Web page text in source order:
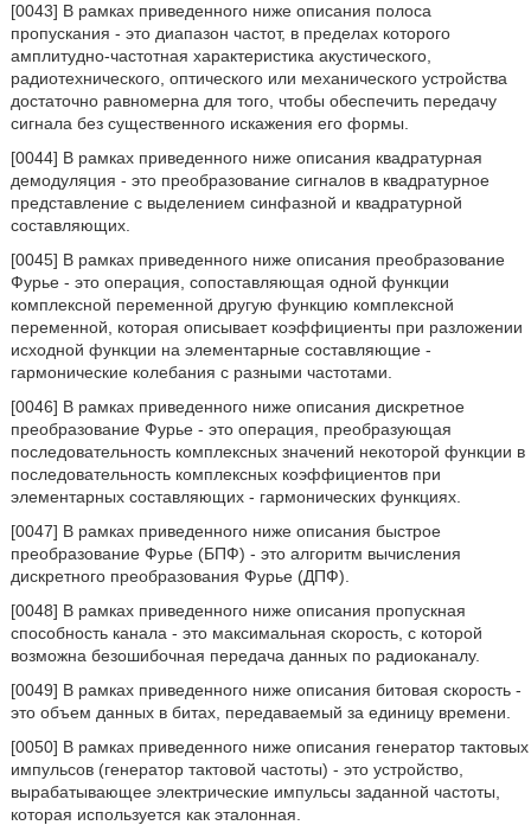
[0043] В рамках приведенного ниже описания полоса
пропускания - это диапазон частот, в пределах которого
амплитудно-частотная характеристика акустического,
радиотехнического, оптического или механического устройства
достаточно равномерна для того, чтобы обеспечить передачу
сигнала без существенного искажения его формы.
[0044] В рамках приведенного ниже описания квадратурная
демодуляция - это преобразование сигналов в квадратурное
представление с выделением синфазной и квадратурной
составляющих.
[0045] В рамках приведенного ниже описания преобразование
Фурье - это операция, сопоставляющая одной функции
комплексной переменной другую функцию комплексной
переменной, которая описывает коэффициенты при разложении
исходной функции на элементарные составляющие -
гармонические колебания с разными частотами.
[0046] В рамках приведенного ниже описания дискретное
преобразование Фурье - это операция, преобразующая
последовательность комплексных значений некоторой функции в
последовательность комплексных коэффициентов при
элементарных составляющих - гармонических функциях.
[0047] В рамках приведенного ниже описания быстрое
преобразование Фурье (БПФ) - это алгоритм вычисления
дискретного преобразования Фурье (ДПФ).
[0048] В рамках приведенного ниже описания пропускная
способность канала - это максимальная скорость, с которой
возможна безошибочная передача данных по радиоканалу.
[0049] В рамках приведенного ниже описания битовая скорость -
это объем данных в битах, передаваемый за единицу времени.
[0050] В рамках приведенного ниже описания генератор тактовых
импульсов (генератор тактовой частоты) - это устройство,
вырабатывающее электрические импульсы заданной частоты,
которая используется как эталонная.